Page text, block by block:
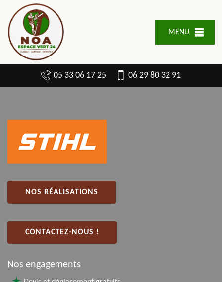
MENU
05 33 06 17 25 06 29 80 32 91
NOS RÉALISATIONS
CONTACTEZ-NOUS !
Nos engagements